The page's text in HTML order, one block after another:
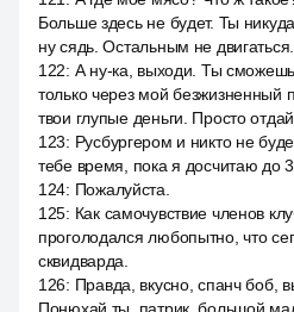
Больше здесь не будет. Ты
ну сядь. Остальным не
122: А ну-ка, выходи. Ты
только через мой безжизненный
твои глупые деньги. Просто
123: Русбургером и никто не
тебе время, пока я досчитаю до 3
124: Пожалуйста.
125: Как самочувствие членов
проголодался любопытно, что
сквидварда.
126: Правда, вкусно, спанч боб,